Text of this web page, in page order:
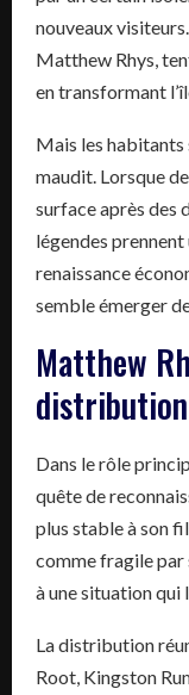
nouveaux
Matthew Rhys,
en transformant
Mais les
maudit. Lorsque
surface après des
légendes
renaissance
semble émerger
Matthew
Dans le rôle
quête de
plus stable à son
comme fragile par
à une situation qui
La distribution
Root, Kingston